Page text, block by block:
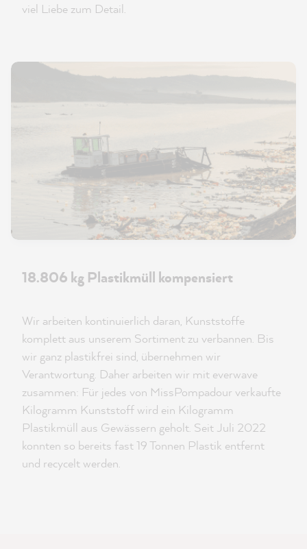
viel Liebe zum Detail.
18.806 kg Plastikmüll kompensiert
Wir arbeiten kontinuierlich daran, Kunststoffe
komplett aus unserem Sortiment zu verbannen. Bis
wir ganz plastikfrei sind, übernehmen wir
Verantwortung. Daher arbeiten wir mit everwave
zusammen: Für jedes von MissPompadour verkaufte
Kilogramm Kunststoff wird ein Kilogramm
Plastikmüll aus Gewässern geholt. Seit Juli 2022
konnten so bereits fast 19 Tonnen Plastik entfernt
und recycelt werden.